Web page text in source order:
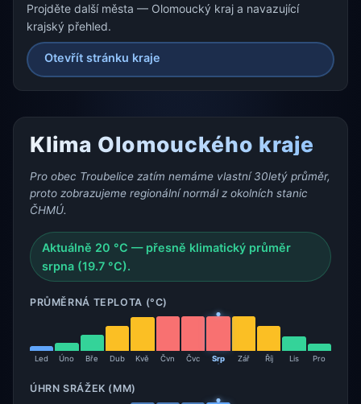
Projděte další města — Olomoucký kraj a navazující
krajský přehled.
Otevřít stránku kraje
Klima Olomouckého kraje
Pro obec Troubelice zatím nemáme vlastní 30letý průměr,
proto zobrazujeme regionální normál z okolních stanic
ČHMÚ.
Aktuálně 20 °C — přesně klimatický průměr
srpna (19.7 °C).
PRŮMĚRNÁ TEPLOTA (°C)
Led Úno Bře Dub Kvě Čvn Čvc Srp Zář Říj Lis Pro
ÚHRN SRÁŽEK (MM)